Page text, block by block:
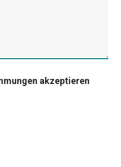
akzeptieren